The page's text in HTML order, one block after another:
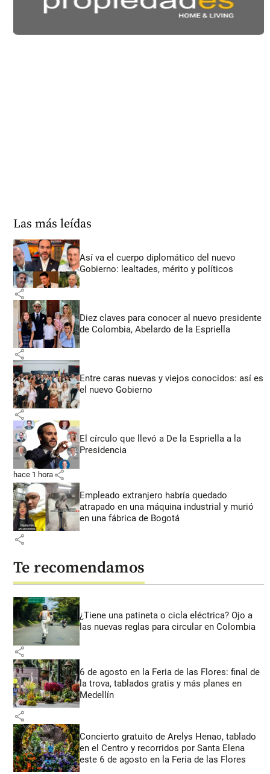
Las más leídas
Así va el cuerpo diplomático del nuevo
Gobierno: lealtades, mérito y políticos
share
Diez claves para conocer al nuevo presidente
de Colombia, Abelardo de la Espriella
share
Entre caras nuevas y viejos conocidos: así es
el nuevo Gobierno
share
El círculo que llevó a De la Espriella a la
Presidencia
hace 1 hora share
Empleado extranjero habría quedado
atrapado en una máquina industrial y murió
en una fábrica de Bogotá
share
Te recomendamos
¿Tiene una patineta o cicla eléctrica? Ojo a
las nuevas reglas para circular en Colombia
share
6 de agosto en la Feria de las Flores: final de
la trova, tablados gratis y más planes en
Medellín
share
Concierto gratuito de Arelys Henao, tablado
en el Centro y recorridos por Santa Elena
este 6 de agosto en la Feria de las Flores